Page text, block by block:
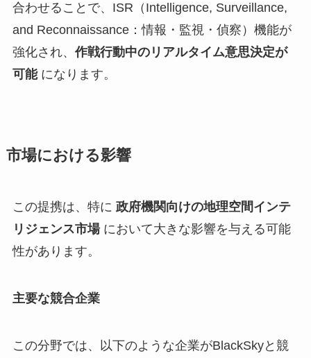
合わせることで、ISR（Intelligence, Surveillance,
and Reconnaissance：情報・監視・偵察）機能が
強化され、 作戦行動中のリアルタイム意思決定が
可能になります。
市場における影響
この提携は、特に 政府機関向けの地理空間インテ
リジェンス市場において大きな影響を与える可能
性があります。
主要な競合企業
この分野では、以下のような企業がBlackSkyと競